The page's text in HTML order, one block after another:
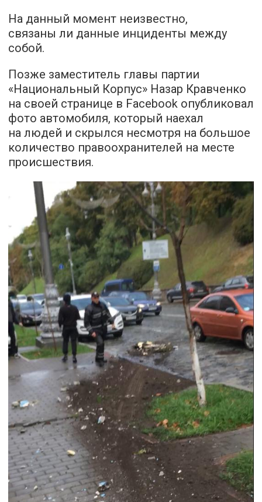
На данный момент неизвестно,
связаны ли данные инциденты между
собой.
Позже заместитель главы партии
«Национальный Корпус» Назар Кравченко
на своей странице в Facebook опубликовал
фото автомобиля, который наехал
на людей и скрылся несмотря на большое
количество правоохранителей на месте
происшествия.